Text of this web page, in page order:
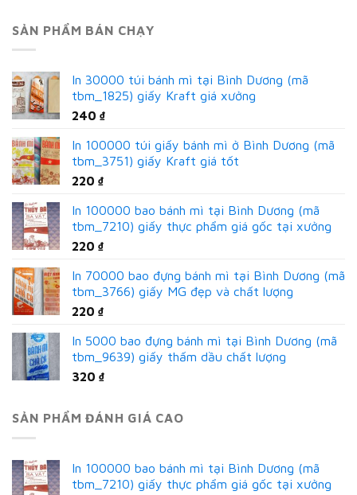
SẢN PHẨM BÁN CHẠY
In 30000 túi bánh mì tại Bình Dương (mã
tbm_1825) giấy Kraft giá xưởng
240 ₫
In 100000 túi giấy bánh mì ở Bình Dương (mã
tbm_3751) giấy Kraft giá tốt
220 ₫
In 100000 bao bánh mì tại Bình Dương (mã
tbm_7210) giấy thực phẩm giá gốc tại xưởng
220 ₫
In 70000 bao đựng bánh mì tại Bình Dương (mã
tbm_3766) giấy MG đẹp và chất lượng
220 ₫
In 5000 bao đựng bánh mì tại Bình Dương (mã
tbm_9639) giấy thấm dầu chất lượng
320 ₫
SẢN PHẨM ĐÁNH GIÁ CAO
In 100000 bao bánh mì tại Bình Dương (mã
tbm_7210) giấy thực phẩm giá gốc tại xưởng